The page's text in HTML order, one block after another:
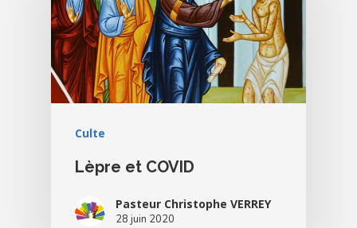
Culte
Lèpre et COVID
Pasteur Christophe VERREY
28 juin 2020